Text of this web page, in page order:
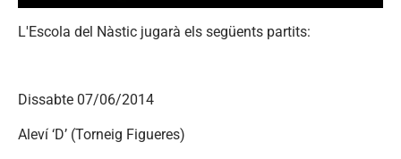
L'Escola del Nàstic jugarà els següents partits:
Dissabte 07/06/2014
Aleví ‘D’ (Torneig Figueres)